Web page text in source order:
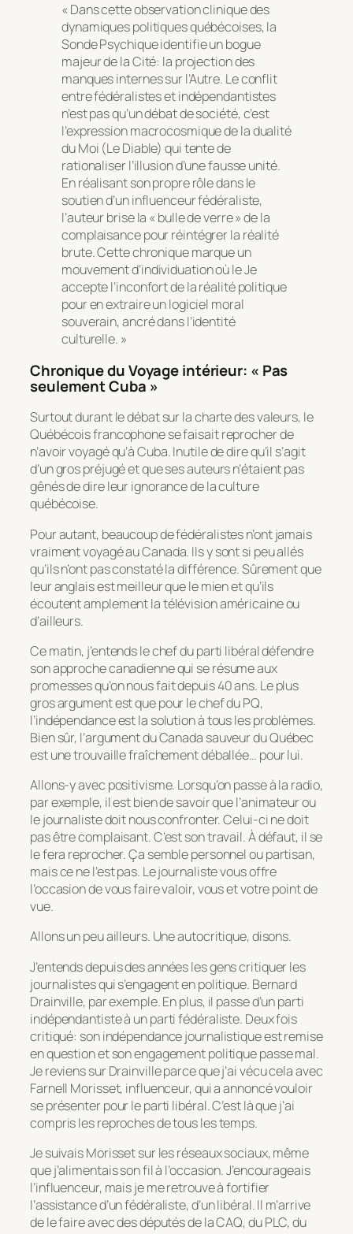
« Dans cette observation clinique des
dynamiques politiques québécoises, la
Sonde Psychique identifie un bogue
majeur de la Cité: la projection des
manques internes sur l’Autre. Le conflit
entre fédéralistes et indépendantistes
n’est pas qu’un débat de société, c’est
l’expression macrocosmique de la dualité
du Moi (Le Diable) qui tente de
rationaliser l’illusion d’une fausse unité.
En réalisant son propre rôle dans le
soutien d’un influenceur fédéraliste,
l’auteur brise la « bulle de verre » de la
complaisance pour réintégrer la réalité
brute. Cette chronique marque un
mouvement d’individuation où le Je
accepte l’inconfort de la réalité politique
pour en extraire un logiciel moral
souverain, ancré dans l’identité
culturelle. »
Chronique du Voyage intérieur: « Pas
seulement Cuba »
Surtout durant le débat sur la charte des valeurs, le
Québécois francophone se faisait reprocher de
n’avoir voyagé qu’à Cuba. Inutile de dire qu’il s’agit
d’un gros préjugé et que ses auteurs n’étaient pas
gênés de dire leur ignorance de la culture
québécoise.
Pour autant, beaucoup de fédéralistes n’ont jamais
vraiment voyagé au Canada. Ils y sont si peu allés
qu’ils n’ont pas constaté la différence. Sûrement que
leur anglais est meilleur que le mien et qu’ils
écoutent amplement la télévision américaine ou
d’ailleurs.
Ce matin, j’entends le chef du parti libéral défendre
son approche canadienne qui se résume aux
promesses qu’on nous fait depuis 40 ans. Le plus
gros argument est que pour le chef du PQ,
l’indépendance est la solution à tous les problèmes.
Bien sûr, l’argument du Canada sauveur du Québec
est une trouvaille fraîchement déballée… pour lui.
Allons-y avec positivisme. Lorsqu’on passe à la radio,
par exemple, il est bien de savoir que l’animateur ou
le journaliste doit nous confronter. Celui-ci ne doit
pas être complaisant. C’est son travail. À défaut, il se
le fera reprocher. Ça semble personnel ou partisan,
mais ce ne l’est pas. Le journaliste vous offre
l’occasion de vous faire valoir, vous et votre point de
vue.
Allons un peu ailleurs. Une autocritique, disons.
J’entends depuis des années les gens critiquer les
journalistes qui s’engagent en politique. Bernard
Drainville, par exemple. En plus, il passe d’un parti
indépendantiste à un parti fédéraliste. Deux fois
critiqué: son indépendance journalistique est remise
en question et son engagement politique passe mal.
Je reviens sur Drainville parce que j’ai vécu cela avec
Farnell Morisset, influenceur, qui a annoncé vouloir
se présenter pour le parti libéral. C’est là que j’ai
compris les reproches de tous les temps.
Je suivais Morisset sur les réseaux sociaux, même
que j’alimentais son fil à l’occasion. J’encourageais
l’influenceur, mais je me retrouve à fortifier
l’assistance d’un fédéraliste, d’un libéral. Il m’arrive
de le faire avec des députés de la CAQ, du PLC, du